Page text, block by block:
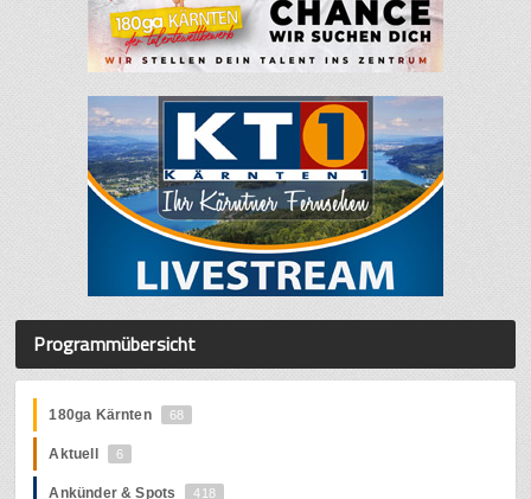
Programmübersicht
180ga Kärnten 68
Aktuell 6
Ankünder & Spots 418